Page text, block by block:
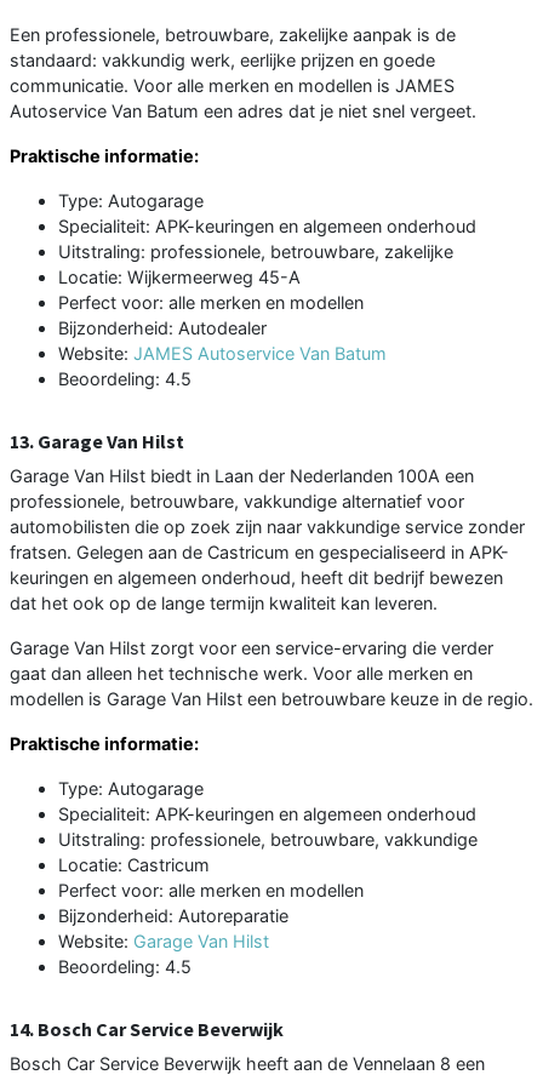
Een professionele, betrouwbare, zakelijke aanpak is de
standaard: vakkundig werk, eerlijke prijzen en goede
communicatie. Voor alle merken en modellen is JAMES
Autoservice Van Batum een adres dat je niet snel vergeet.
Praktische informatie:
Type: Autogarage
Specialiteit: APK-keuringen en algemeen onderhoud
Uitstraling: professionele, betrouwbare, zakelijke
Locatie: Wijkermeerweg 45-A
Perfect voor: alle merken en modellen
Bijzonderheid: Autodealer
Website: JAMES Autoservice Van Batum
Beoordeling: 4.5
13. Garage Van Hilst
Garage Van Hilst biedt in Laan der Nederlanden 100A een
professionele, betrouwbare, vakkundige alternatief voor
automobilisten die op zoek zijn naar vakkundige service zonder
fratsen. Gelegen aan de Castricum en gespecialiseerd in APK-
keuringen en algemeen onderhoud, heeft dit bedrijf bewezen
dat het ook op de lange termijn kwaliteit kan leveren.
Garage Van Hilst zorgt voor een service-ervaring die verder
gaat dan alleen het technische werk. Voor alle merken en
modellen is Garage Van Hilst een betrouwbare keuze in de regio.
Praktische informatie:
Type: Autogarage
Specialiteit: APK-keuringen en algemeen onderhoud
Uitstraling: professionele, betrouwbare, vakkundige
Locatie: Castricum
Perfect voor: alle merken en modellen
Bijzonderheid: Autoreparatie
Website: Garage Van Hilst
Beoordeling: 4.5
14. Bosch Car Service Beverwijk
Bosch Car Service Beverwijk heeft aan de Vennelaan 8 een